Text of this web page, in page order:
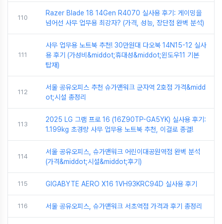
110
Razer Blade 18 14Gen R4070 실사용 후기: 게이밍을
넘어선 사무 업무용 최강자? (가격, 성능, 장단점 완벽 분석)
111
사무 업무용 노트북 추천! 30만원대 다오북 14N15-12 실사
용 후기 (가성비&middot;휴대성&middot;윈도우11 기본
탑재)
112
서울 공유오피스 추천 슈가맨워크 군자역 2호점 가격&midd
ot;시설 총정리
113
2025 LG 그램 프로 16 (16Z90TP-GA5YK) 실사용 후기:
1.199kg 초경량 사무 업무용 노트북 추천, 이걸로 종결!
114
서울 공유오피스, 슈가맨워크 어린이대공원역점 완벽 분석
(가격&middot;시설&middot;후기)
115 GIGABYTE AERO X16 1VH93KRC94D 실사용 후기
116 서울 공유오피스, 슈가맨워크 서초역점 가격과 후기 총정리